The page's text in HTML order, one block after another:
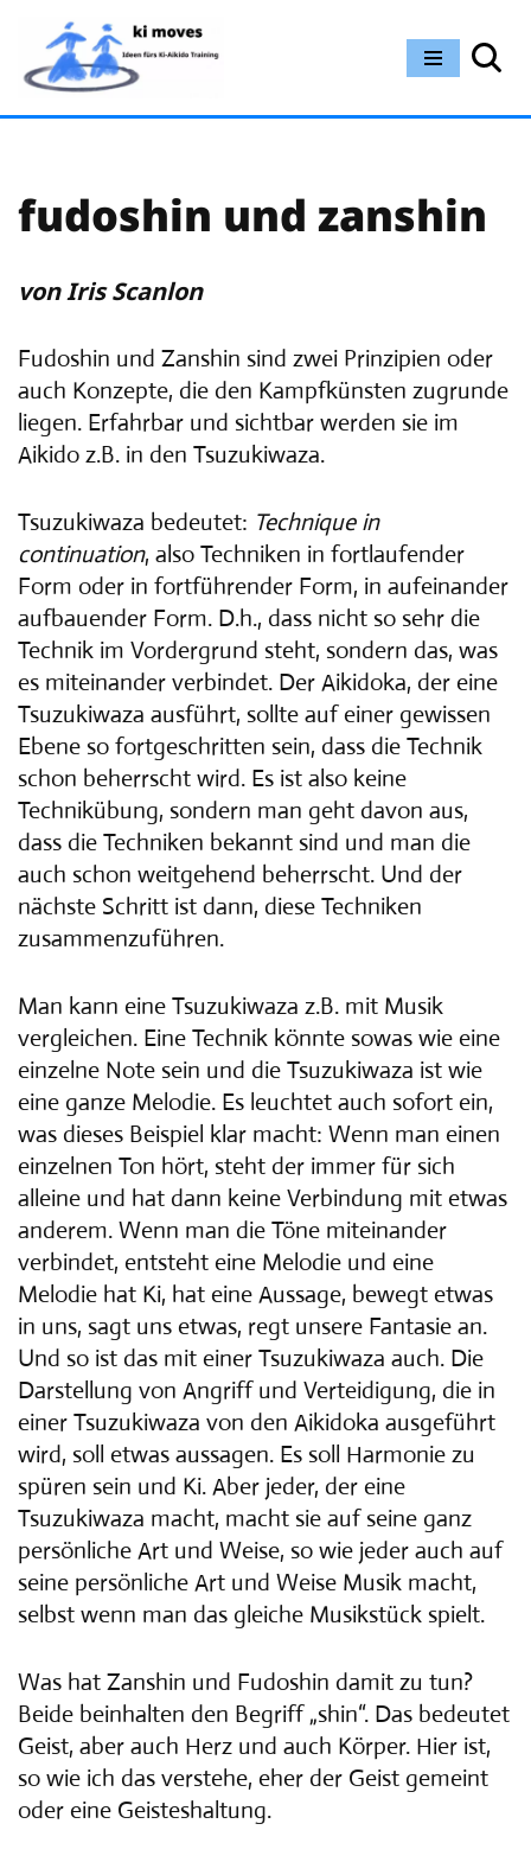
fudoshin und zanshin
von Iris Scanlon
Fudoshin und Zanshin sind zwei Prinzipien oder
auch Konzepte, die den Kampfkünsten zugrunde
liegen. Erfahrbar und sichtbar werden sie im
Aikido z.B. in den Tsuzukiwaza.
Tsuzukiwaza bedeutet: Technique in
continuation, also Techniken in fortlaufender
Form oder in fortführender Form, in aufeinander
aufbauender Form. D.h., dass nicht so sehr die
Technik im Vordergrund steht, sondern das, was
es miteinander verbindet. Der Aikidoka, der eine
Tsuzukiwaza ausführt, sollte auf einer gewissen
Ebene so fortgeschritten sein, dass die Technik
schon beherrscht wird. Es ist also keine
Technikübung, sondern man geht davon aus,
dass die Techniken bekannt sind und man die
auch schon weitgehend beherrscht. Und der
nächste Schritt ist dann, diese Techniken
zusammenzuführen.
Man kann eine Tsuzukiwaza z.B. mit Musik
vergleichen. Eine Technik könnte sowas wie eine
einzelne Note sein und die Tsuzukiwaza ist wie
eine ganze Melodie. Es leuchtet auch sofort ein,
was dieses Beispiel klar macht: Wenn man einen
einzelnen Ton hört, steht der immer für sich
alleine und hat dann keine Verbindung mit etwas
anderem. Wenn man die Töne miteinander
verbindet, entsteht eine Melodie und eine
Melodie hat Ki, hat eine Aussage, bewegt etwas
in uns, sagt uns etwas, regt unsere Fantasie an.
Und so ist das mit einer Tsuzukiwaza auch. Die
Darstellung von Angriff und Verteidigung, die in
einer Tsuzukiwaza von den Aikidoka ausgeführt
wird, soll etwas aussagen. Es soll Harmonie zu
spüren sein und Ki. Aber jeder, der eine
Tsuzukiwaza macht, macht sie auf seine ganz
persönliche Art und Weise, so wie jeder auch auf
seine persönliche Art und Weise Musik macht,
selbst wenn man das gleiche Musikstück spielt.
Was hat Zanshin und Fudoshin damit zu tun?
Beide beinhalten den Begriff „shin“. Das bedeutet
Geist, aber auch Herz und auch Körper. Hier ist,
so wie ich das verstehe, eher der Geist gemeint
oder eine Geisteshaltung.